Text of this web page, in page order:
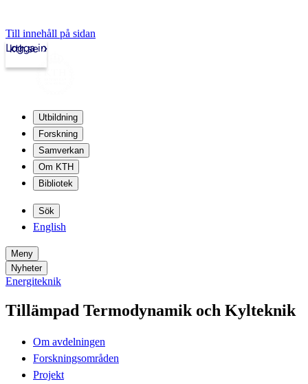
Till innehåll på sidan
kth.se
Logga in
Utbildning
Forskning
Samverkan
Om KTH
Bibliotek
Sök
English
Meny
Nyheter
Energiteknik
Tillämpad Termodynamik och Kylteknik
Om avdelningen
Forskningsområden
Projekt